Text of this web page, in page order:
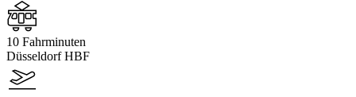
10 Fahrminuten
Düsseldorf HBF